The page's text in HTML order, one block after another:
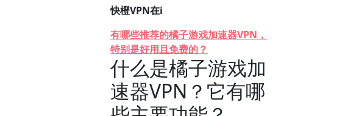
快橙VPN在i
有哪些推荐的橘子游戏加速器VPN，
特别是好用且免费的？
什么是橘子游戏加
速器VPN？它有哪